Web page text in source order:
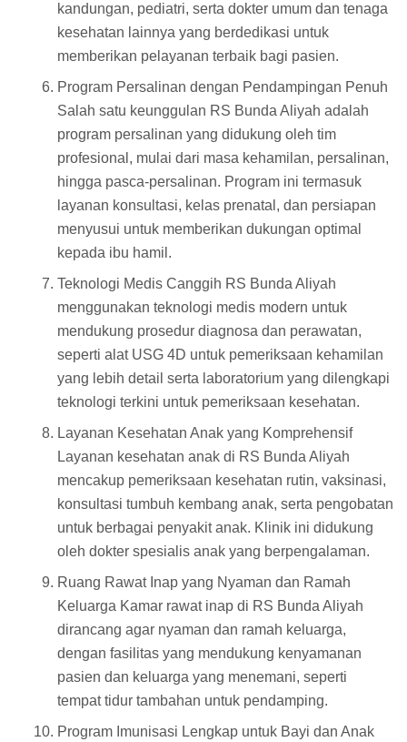
kandungan, pediatri, serta dokter umum dan tenaga
kesehatan lainnya yang berdedikasi untuk
memberikan pelayanan terbaik bagi pasien.
Program Persalinan dengan Pendampingan Penuh
Salah satu keunggulan RS Bunda Aliyah adalah
program persalinan yang didukung oleh tim
profesional, mulai dari masa kehamilan, persalinan,
hingga pasca-persalinan. Program ini termasuk
layanan konsultasi, kelas prenatal, dan persiapan
menyusui untuk memberikan dukungan optimal
kepada ibu hamil.
Teknologi Medis Canggih RS Bunda Aliyah
menggunakan teknologi medis modern untuk
mendukung prosedur diagnosa dan perawatan,
seperti alat USG 4D untuk pemeriksaan kehamilan
yang lebih detail serta laboratorium yang dilengkapi
teknologi terkini untuk pemeriksaan kesehatan.
Layanan Kesehatan Anak yang Komprehensif
Layanan kesehatan anak di RS Bunda Aliyah
mencakup pemeriksaan kesehatan rutin, vaksinasi,
konsultasi tumbuh kembang anak, serta pengobatan
untuk berbagai penyakit anak. Klinik ini didukung
oleh dokter spesialis anak yang berpengalaman.
Ruang Rawat Inap yang Nyaman dan Ramah
Keluarga Kamar rawat inap di RS Bunda Aliyah
dirancang agar nyaman dan ramah keluarga,
dengan fasilitas yang mendukung kenyamanan
pasien dan keluarga yang menemani, seperti
tempat tidur tambahan untuk pendamping.
Program Imunisasi Lengkap untuk Bayi dan Anak